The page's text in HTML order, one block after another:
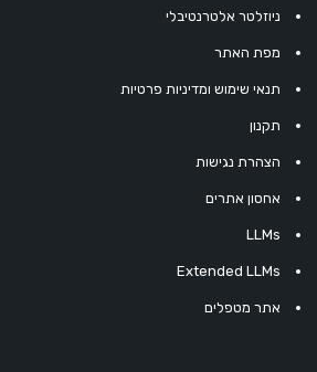
ניוזלטר אלטרנטיבלי
מפת האתר
תנאי שימוש ומדיניות פרטיות
תקנון
הצהרת נגישות
אחסון אתרים
LLMs
Extended LLMs
אתר מטפלים